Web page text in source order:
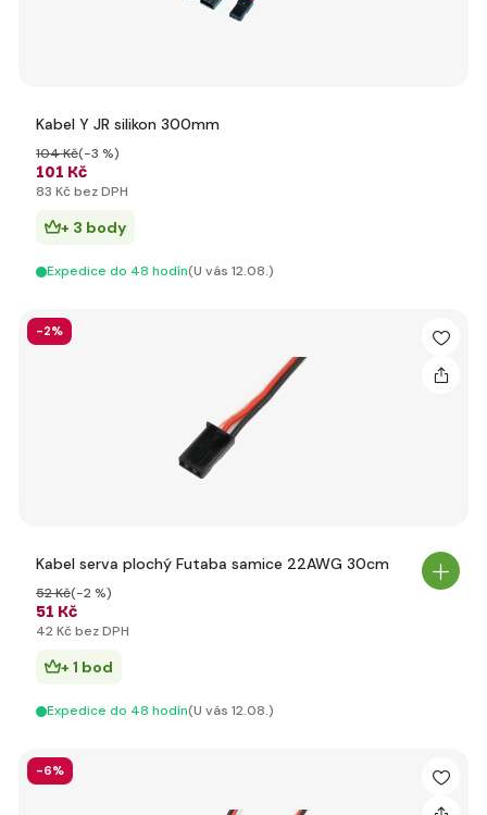
Kabel Y JR silikon 300mm
101 Kč
104 Kč(-3 %)
83 Kč bez DPH
+ 3 body
Expedice do 48 hodín(U vás 12.08.)
-2%
Kabel serva plochý Futaba samice 22AWG 30cm
51 Kč
52 Kč(-2 %)
42 Kč bez DPH
+ 1 bod
Expedice do 48 hodín(U vás 12.08.)
-6%